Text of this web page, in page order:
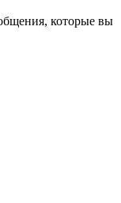
которые вы